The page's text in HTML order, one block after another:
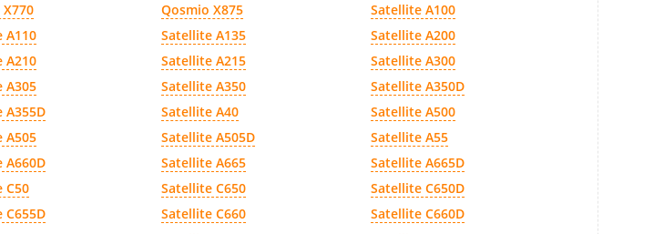
Qosmio X875
Satellite A100
A110 Satellite A135
Satellite A200
A210 Satellite A215
Satellite A300
A305 Satellite A350
Satellite A350D
A355D Satellite A40
Satellite A500
A505 Satellite A505D
Satellite A55
A660D Satellite A665
Satellite A665D
C50 Satellite C650
Satellite C650D
Satellite C660
Satellite C660D